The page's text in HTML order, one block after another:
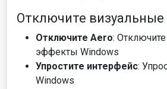
Отключите
Отключите Aero:
эффекты Windows
Упростите интерфейс:
Windows